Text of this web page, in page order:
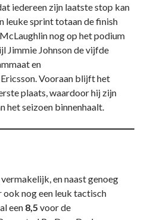
iedereen zijn laatste stop kan
leuke sprint totaan de finish
nog op het podium
Jimmie Johnson de vijfde
en
Vooraan blijft het
plaats, waardoor hij zijn
het seizoen binnenhaalt.
en naast genoeg
ook nog een leuk tactisch
een 8,5 voor de